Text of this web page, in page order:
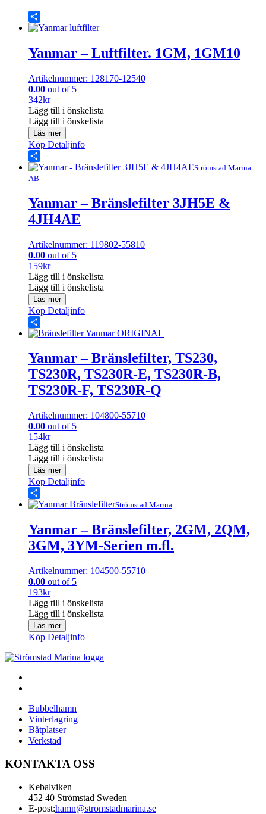
Share
Yanmar – Luftfilter. 1GM, 1GM10
Artikelnummer: 128170-12540
0.00 out of 5
342kr
Lägg till i önskelista
Lägg till i önskelista
Läs mer
Köp Detaljinfo
Share
Strömstad Marina
AB
Yanmar – Bränslefilter 3JH5E &
4JH4AE
Artikelnummer: 119802-55810
0.00 out of 5
159kr
Lägg till i önskelista
Lägg till i önskelista
Läs mer
Köp Detaljinfo
Share
Yanmar – Bränslefilter, TS230,
TS230R, TS230R-E, TS230R-B,
TS230R-F, TS230R-Q
Artikelnummer: 104800-55710
0.00 out of 5
154kr
Lägg till i önskelista
Lägg till i önskelista
Läs mer
Köp Detaljinfo
Share Strömstad Marina
Yanmar – Bränslefilter, 2GM, 2QM,
3GM, 3YM-Serien m.fl.
Artikelnummer: 104500-55710
0.00 out of 5
193kr
Lägg till i önskelista
Lägg till i önskelista
Läs mer
Köp Detaljinfo
Bubbelhamn
Vinterlagring
Båtplatser
Verkstad
KONTAKTA OSS
Kebalviken
452 40 Strömstad Sweden
E-post:hamn@stromstadmarina.se